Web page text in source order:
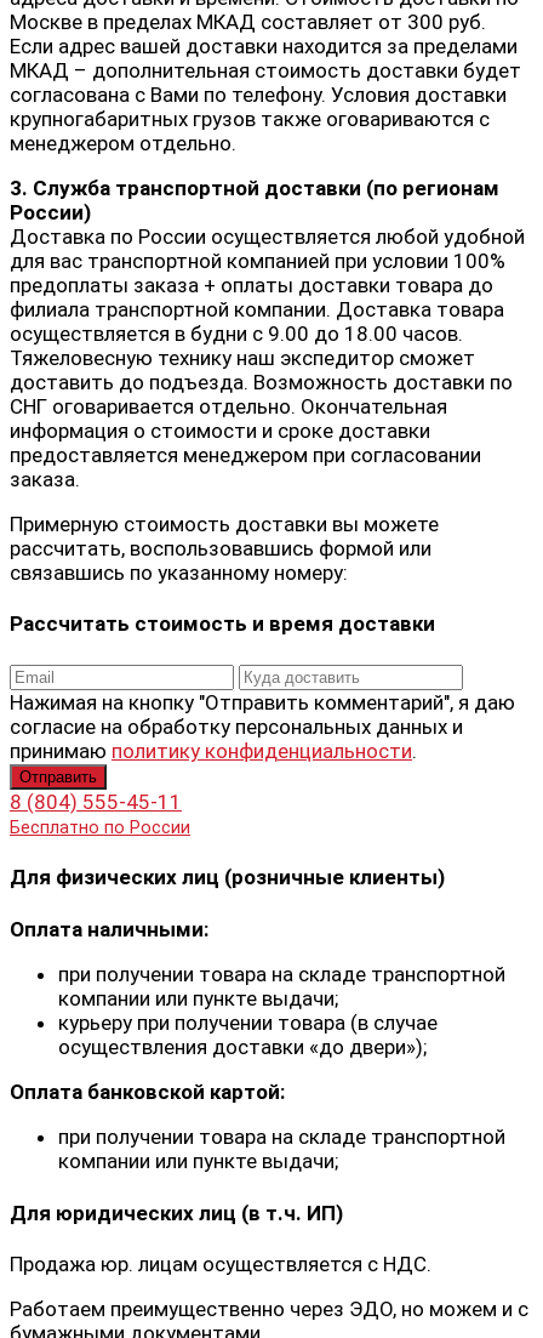
Москве в пределах МКАД составляет от 300 руб.
Если адрес вашей доставки находится за пределами
МКАД – дополнительная стоимость доставки будет
согласована с Вами по телефону. Условия доставки
крупногабаритных грузов также оговариваются с
менеджером отдельно.
3. Служба транспортной доставки (по регионам
России)
Доставка по России осуществляется любой удобной
для вас транспортной компанией при условии 100%
предоплаты заказа + оплаты доставки товара до
филиала транспортной компании. Доставка товара
осуществляется в будни с 9.00 до 18.00 часов.
Тяжеловесную технику наш экспедитор сможет
доставить до подъезда. Возможность доставки по
СНГ оговаривается отдельно. Окончательная
информация о стоимости и сроке доставки
предоставляется менеджером при согласовании
заказа.
Примерную стоимость доставки вы можете
рассчитать, воспользовавшись формой или
связавшись по указанному номеру:
Рассчитать стоимость и время доставки
Нажимая на кнопку "Отправить комментарий", я даю
согласие на обработку персональных данных и
принимаю политику конфиденциальности.
8 (804) 555-45-11
Бесплатно по России
Для физических лиц (розничные клиенты)
Оплата наличными:
при получении товара на складе транспортной
компании или пункте выдачи;
курьеру при получении товара (в случае
осуществления доставки «до двери»);
Оплата банковской картой:
при получении товара на складе транспортной
компании или пункте выдачи;
Для юридических лиц (в т.ч. ИП)
Продажа юр. лицам осуществляется с НДС.
Работаем преимущественно через ЭДО, но можем и с